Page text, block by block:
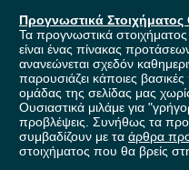
Προγνωστικά
Τα προγνωστικά στοιχήματος
είναι ένας πίνακας
ανανεώνεται σχεδόν
παρουσιάζει κάποιες
ομάδας της σελίδας μας
Ουσιαστικά μιλάμε για
προβλέψεις. Συνήθως τα
συμβαδίζουν με τα άρθρα
στοιχήματος που θα βρείς